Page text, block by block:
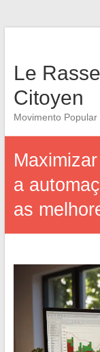
Le
Citoyen
Movimento
a
as